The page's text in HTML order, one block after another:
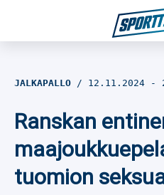
Jalkapallo
Yleisurheilu
JALKAPALLO 12.11.2024 -
Ranskan
tuomion